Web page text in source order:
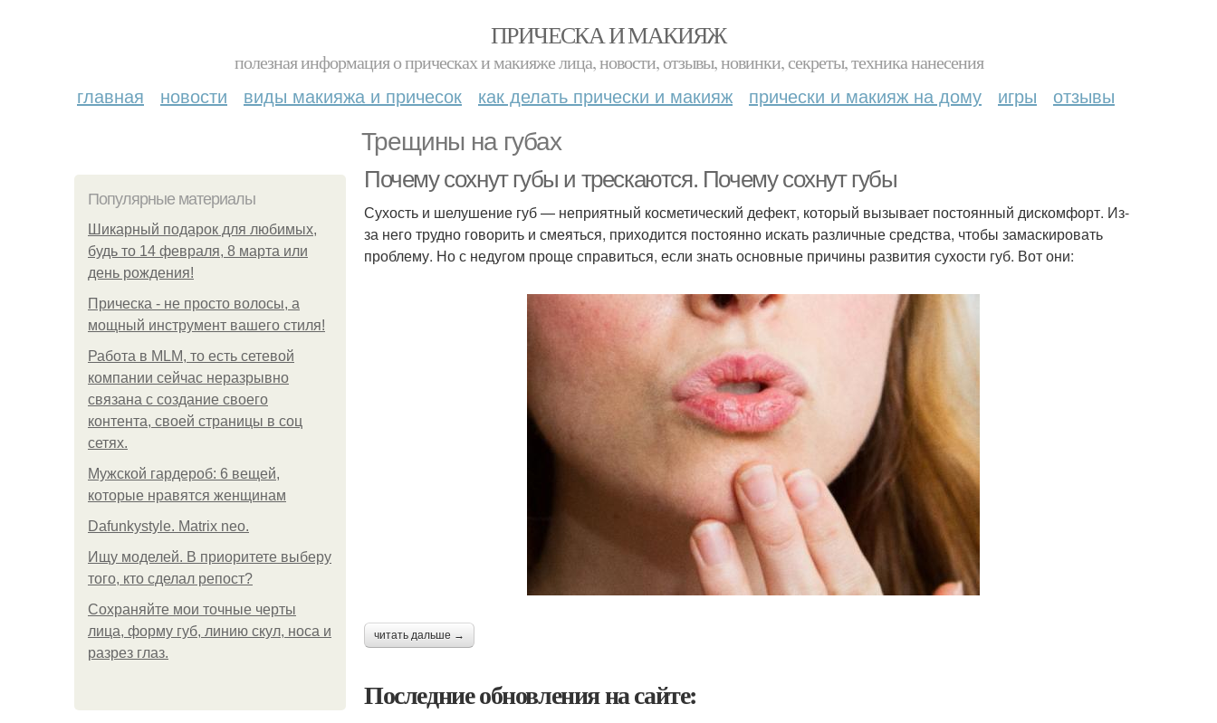
ПРИЧЕСКА И МАКИЯЖ
полезная информация о прическах и макияже лица, новости, отзывы, новинки, секреты, техника нанесения
главная новости виды макияжа и причесок как делать прически и макияж прически и макияж на дому игры отзывы
Трещины на губах
Популярные материалы
Шикарный подарок для любимых,
будь то 14 февраля, 8 марта или
день рождения!
Прическа - не просто волосы, а
мощный инструмент вашего стиля!
Работа в MLM, то есть сетевой
компании сейчас неразрывно
связана с создание своего
контента, своей страницы в соц
сетях.
Мужской гардероб: 6 вещей,
которые нравятся женщинам
Dafunkystyle. Matrix neo.
Ищу моделей. В приоритете выберу
того, кто сделал репост?
Сохраняйте мои точные черты
лица, форму губ, линию скул, носа и
разрез глаз.
Почему сохнут губы и трескаются. Почему сохнут губы
Сухость и шелушение губ — неприятный косметический дефект, который вызывает постоянный дискомфорт. Из-
за него трудно говорить и смеяться, приходится постоянно искать различные средства, чтобы замаскировать
проблему. Но с недугом проще справиться, если знать основные причины развития сухости губ. Вот они:
читать дальше →
Последние обновления на сайте: